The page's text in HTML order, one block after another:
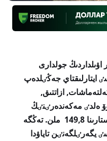
اۋىلداردىڭ جولدارى
ايتارلىقتاي جەڭٸلدەپ
ازاتتىق,
ەلدٸ مەكەندەرٸنٸڭ
كٶشەلەرٸن ورتاشا جٶندەۋ جۇمىستارىنا 149,8 ملن. تەڭگە
ملن. تەڭگەسٸ يگەرٸلگەنٸن تاياۋدا